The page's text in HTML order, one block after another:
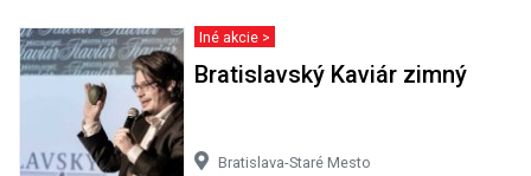
Iné akcie >
Bratislavský Kaviár zimný
Bratislava-Staré Mesto